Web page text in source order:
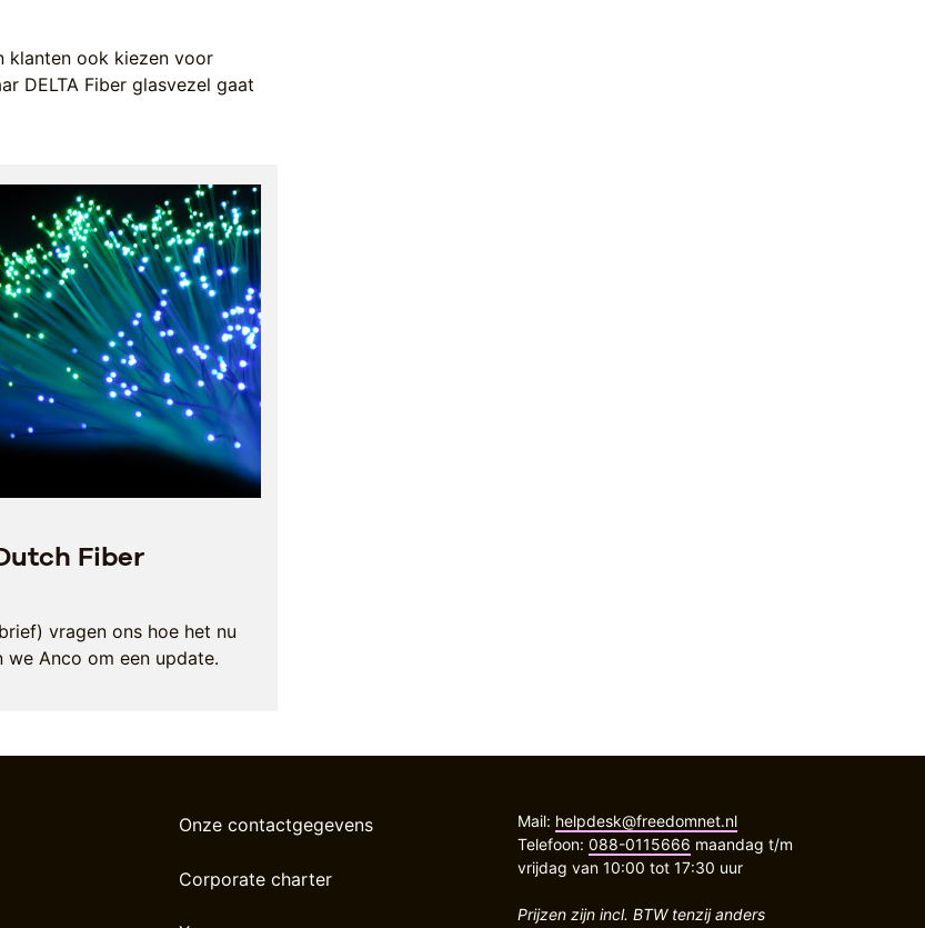
klanten ook kiezen voor
DELTA Fiber glasvezel gaat
Fiber
vragen ons hoe het nu
Anco om een update.
Mail: helpdesk@freedomnet.nl
Telefoon: 088-0115666 maandag t/m
vrijdag van 10:00 tot 17:30 uur
Prijzen zijn incl. BTW tenzij anders
Onze contactgegevens
Corporate charter